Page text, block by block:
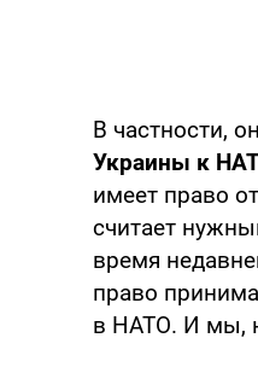
В частности,
Украины к
имеет право
считает
время
право
в НАТО. И мы,